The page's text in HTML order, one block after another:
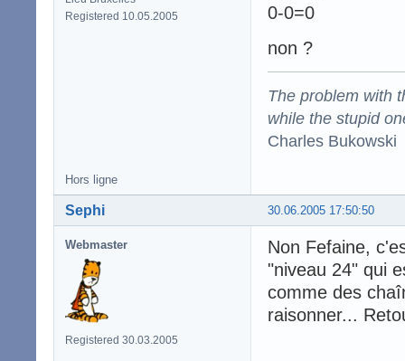
Registered 10.05.2005
0-0=0
non ?
The problem with
while the stupid
Charles Bukowski
Hors ligne
30.06.2005 17:50:50
Sephi
Webmaster
Registered 30.03.2005
Non Fefaine,
"niveau 24" qui
comme des
raisonner...